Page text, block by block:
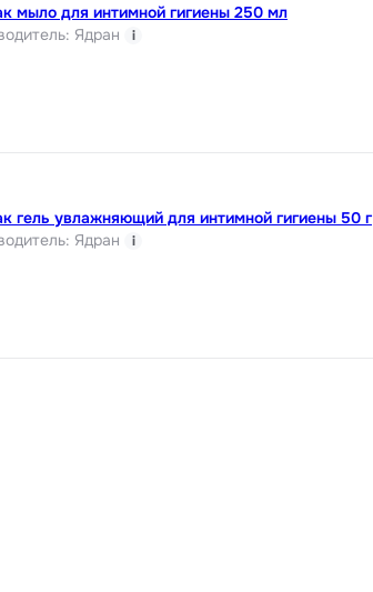
мыло для интимной гигиены 250 мл
: Ядран i
гель увлажняющий для интимной гигиены 50 г
: Ядран i